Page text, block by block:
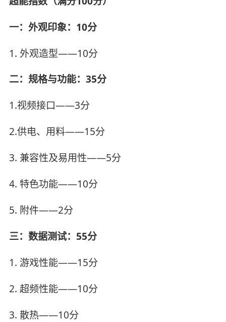
一：外观印象：10分
1. 外观造型——10分
二：规格与功能：35分
1.视频接口——3分
2.供电、用料——15分
3. 兼容性及易用性——5分
4. 特色功能——10分
5. 附件——2分
三：数据测试：55分
1. 游戏性能——15分
2. 超频性能——10分
3. 散热——10分